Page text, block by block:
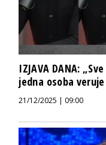
IZJAVA DANA:
jedna osoba
21/12/2025 | 09:00